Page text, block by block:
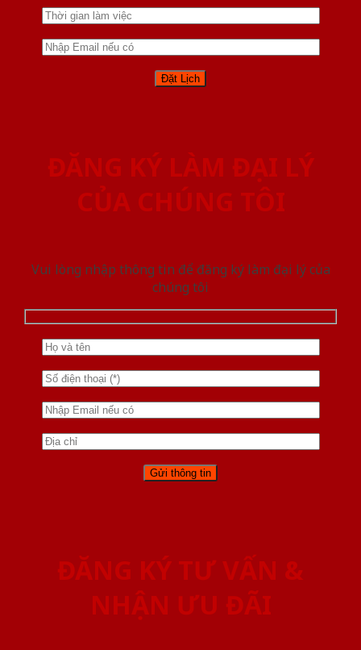
ĐĂNG KÝ LÀM ĐẠI LÝ
CỦA CHÚNG TÔI
Vui lòng nhập thông tin để đăng ký làm đại lý của
chúng tôi
ĐĂNG KÝ TƯ VẤN &
NHẬN ƯU ĐÃI